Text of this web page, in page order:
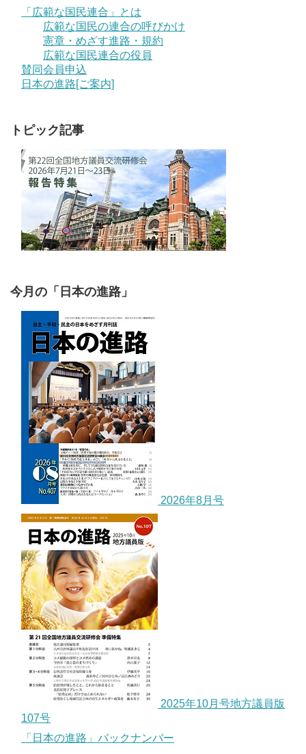
「広範な国民連合」とは
広範な国民の連合の呼びかけ
憲章・めざす進路・規約
広範な国民連合の役員
賛同会員申込
日本の進路[ご案内]
トピック記事
今月の「日本の進路」
2026年8月号
2025年10月号地方議員版
107号
「日本の進路」バックナンバー